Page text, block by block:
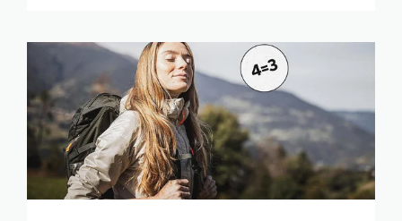
WIE HOCH IST DEIN TAGESBUDGET?
278 €
1.182 €